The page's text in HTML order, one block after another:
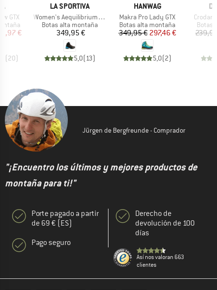
GTX
reducido
€
(20)
MARCA
LA SPORTIVA
Artículo
Women's Aequilibrium LT GTX
Product group
Botas alta montaña
Precio
349,95 €
5,0( 13)
MARCA
HANWAG
Artículo
Makra Pro Lady GTX
Product group
Botas alta montaña
Precio
349,95 €Precio reducido
297,46 €
5,0(2)
Artículo
Botas
Jürgen de Bergfreunde - Comprador
"¡Encuentro los últimos y mejores productos de
montaña para ti!"
Porte pagado a partir
de 69 € (ES)
Pago seguro
Derecho de
devolución de 100
días
Así nos valoran 663
clientes